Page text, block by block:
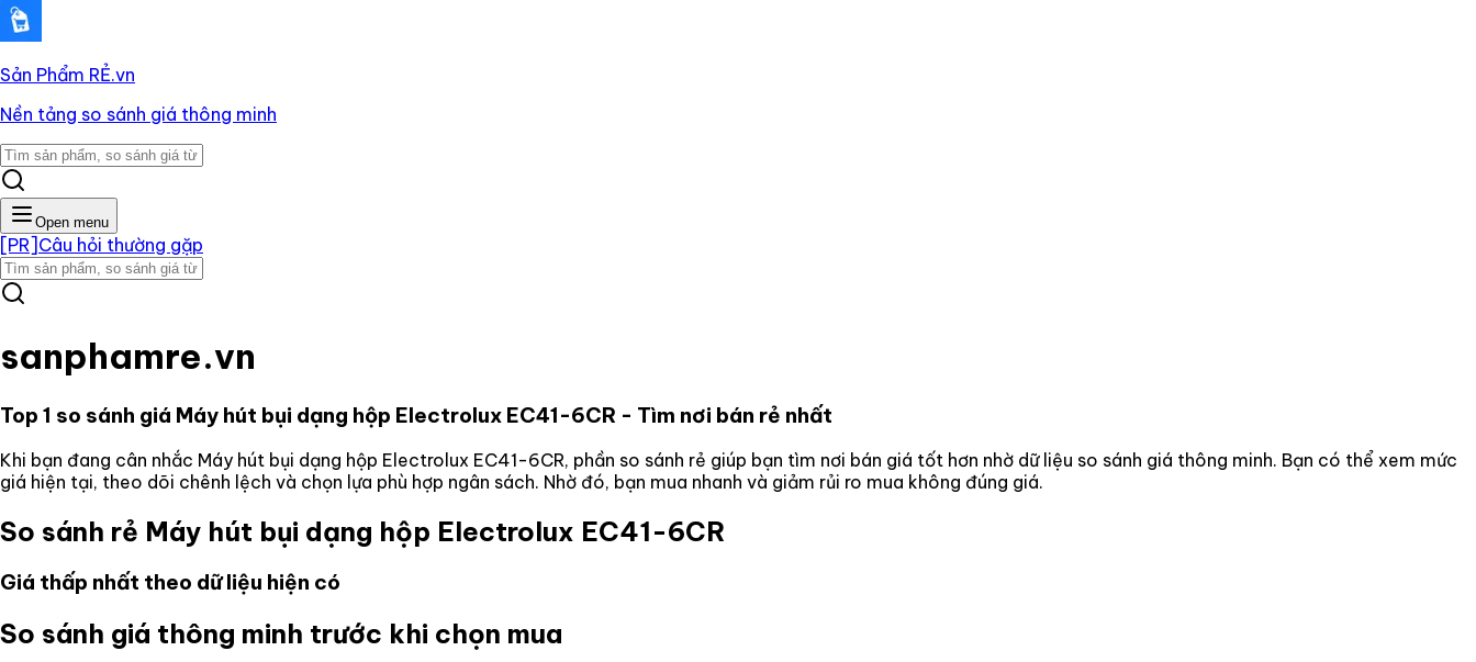
Sản Phẩm RẺ.vn
Nền tảng so sánh giá thông minh
Open menu
[PR] Câu hỏi thường gặp
sanphamre.vn
Top 1 so sánh giá Máy hút bụi dạng hộp Electrolux EC41-6CR - Tìm nơi bán rẻ nhất
Khi bạn đang cân nhắc Máy hút bụi dạng hộp Electrolux EC41-6CR, phần so sánh rẻ giúp bạn tìm nơi bán giá tốt hơn nhờ dữ liệu so sánh giá thông minh. Bạn có thể xem mức
giá hiện tại, theo dõi chênh lệch và chọn lựa phù hợp ngân sách. Nhờ đó, bạn mua nhanh và giảm rủi ro mua không đúng giá.
So sánh rẻ Máy hút bụi dạng hộp Electrolux EC41-6CR
Giá thấp nhất theo dữ liệu hiện có
So sánh giá thông minh trước khi chọn mua